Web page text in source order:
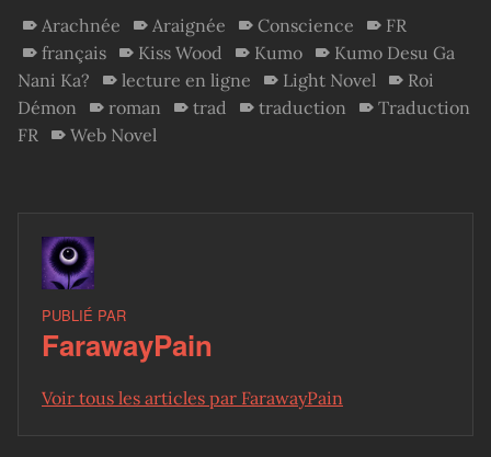
Arachnée Araignée Conscience
FR
français
Kiss Wood Kumo
Kumo Desu Ga
Nani Ka?
lecture en ligne Light Novel
Roi
Démon
roman trad traduction
Traduction
FR
Web Novel
PUBLIÉ PAR
FarawayPain
Voir tous les articles par FarawayPain